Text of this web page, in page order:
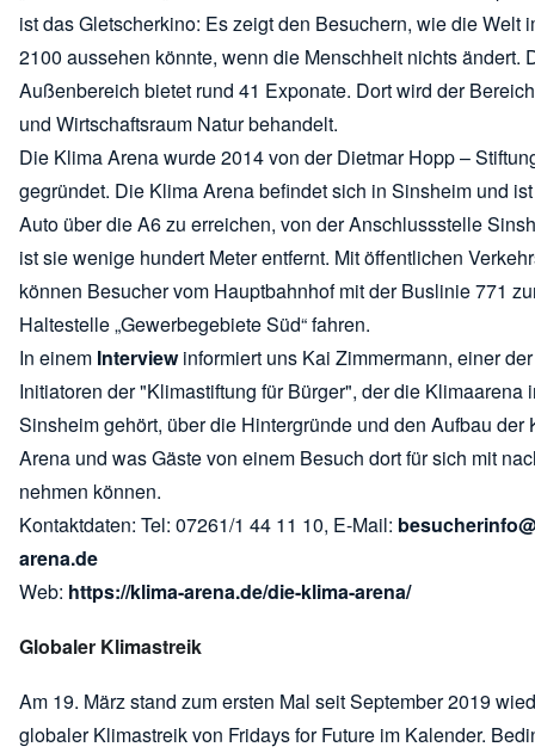
ist das Gletscherkino: Es zeigt den Besuchern, wie die Welt
2100 aussehen könnte, wenn die Menschheit nichts ändert.
Außenbereich bietet rund 41 Exponate. Dort wird der
und Wirtschaftsraum Natur behandelt.
Die Klima Arena wurde 2014 von der Dietmar Hopp –
gegründet. Die Klima Arena befindet sich in Sinsheim und
Auto über die A6 zu erreichen, von der Anschlussstelle
ist sie wenige hundert Meter entfernt. Mit öffentlichen
können Besucher vom Hauptbahnhof mit der Buslinie 771
Haltestelle „Gewerbegebiete Süd“ fahren.
In einem Interviewinformiert uns Kai Zimmermann, einer der
Initiatoren der "Klimastiftung für Bürger", der die Klimaarena
Sinsheim gehört, über die Hintergründe und den Aufbau der
Arena und was Gäste von einem Besuch dort für sich mit
nehmen können.
Kontaktdaten: Tel: 07261/1 44 11 10, E-Mail:
arena.de
Web: https://klima-arena.de/die-klima-arena/
Globaler Klimastreik
Am 19. März stand zum ersten Mal seit September 2019
globaler Klimastreik von Fridays for Future im Kalender.